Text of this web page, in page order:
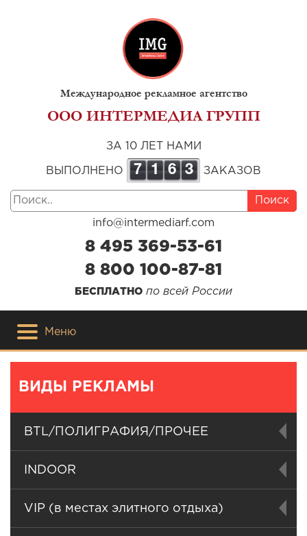
Международное рекламное агентство
ООО ИНТЕРМЕДИА ГРУПП
ЗА 10 ЛЕТ НАМИ
ВЫПОЛНЕНО 7 1 6 3 ЗАКАЗОВ
Поиск
info@intermediarf.com
8 495 369-53-61
8 800 100-87-81
БЕСПЛАТНО по всей России
Меню
ВИДЫ РЕКЛАМЫ
BTL/ПОЛИГРАФИЯ/ПРОЧЕЕ
INDOOR
VIP (в местах элитного отдыха)